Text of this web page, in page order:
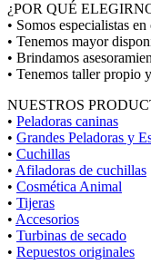
¿POR QUÉ
• Somos especialistas
• Tenemos mayor
• Brindamos
• Tenemos taller propio
NUESTROS
• Peladoras caninas
• Grandes Peladoras y
• Cuchillas
• Afiladoras de cuchillas
• Cosmética Animal
• Tijeras
• Accesorios
• Turbinas de secado
• Repuestos originales